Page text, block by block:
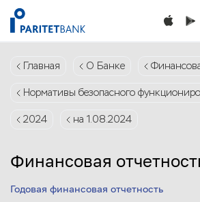
Главная О Банке
Нормативы безопасного
2024 на 1.08.2024
Финансовая
Годовая финансовая отчетность